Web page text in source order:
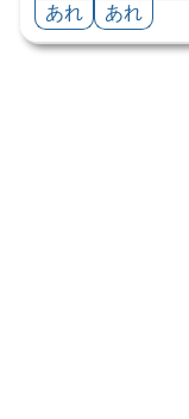
あれ
あれ